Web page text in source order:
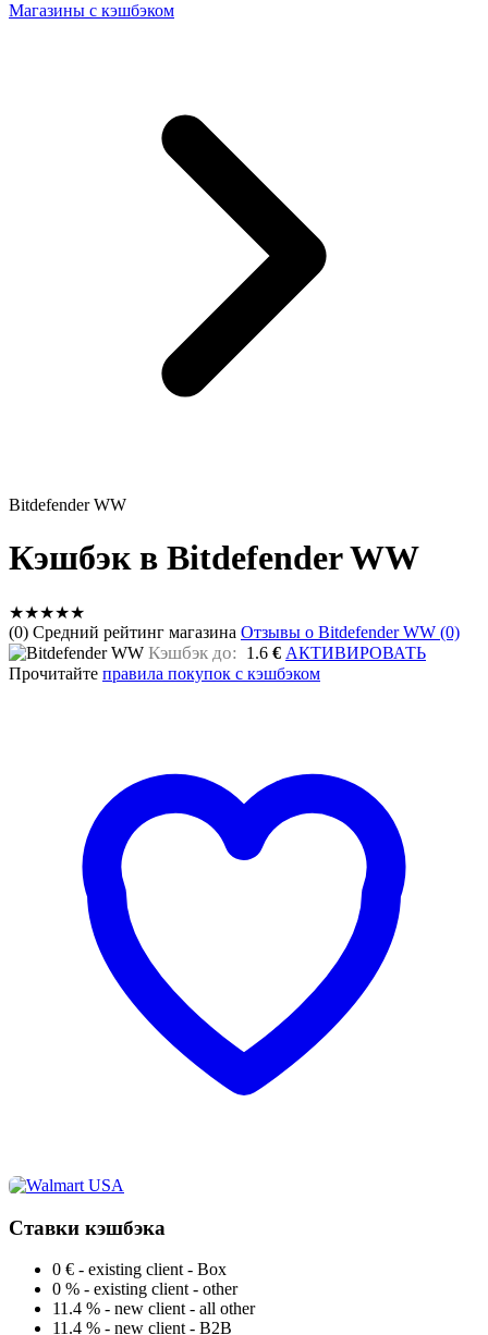
Магазины с кэшбэком
Bitdefender WW
Кэшбэк в Bitdefender WW
★★★★★
(0) Средний рейтинг магазина Отзывы о Bitdefender WW (0)
Кэшбэк до: 1.6 € АКТИВИРОВАТЬ
Прочитайте правила покупок с кэшбэком
Ставки кэшбэка
0 € - existing client - Box
0 % - existing client - other
11.4 % - new client - all other
11.4 % - new client - B2B